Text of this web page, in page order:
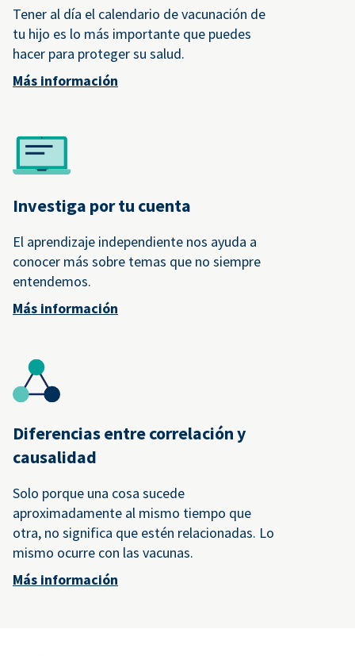
Tener al día el calendario de vacunación de
tu hijo es lo más importante que puedes
hacer para proteger su salud.
Más información
Investiga por tu cuenta
El aprendizaje independiente nos ayuda a
conocer más sobre temas que no siempre
entendemos.
Más información
Diferencias entre correlación y
causalidad
Solo porque una cosa sucede
aproximadamente al mismo tiempo que
otra, no significa que estén relacionadas. Lo
mismo ocurre con las vacunas.
Más información